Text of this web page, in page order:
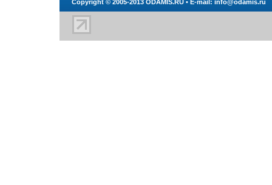
Copyright © 2005-2013 ODAMIS.RU • E-mail: info@odamis.ru